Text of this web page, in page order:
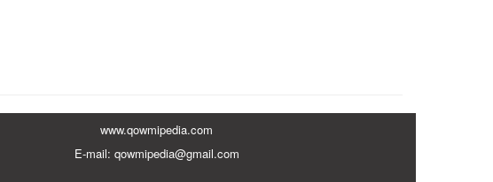
www.qowmipedia.com
E-mail: qowmipedia@gmail.com